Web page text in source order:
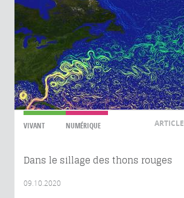
VIVANT NUMÉRIQUE ARTICLE
Dans le sillage des thons rouges
09.10.2020